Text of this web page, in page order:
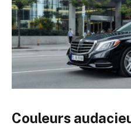
Couleurs